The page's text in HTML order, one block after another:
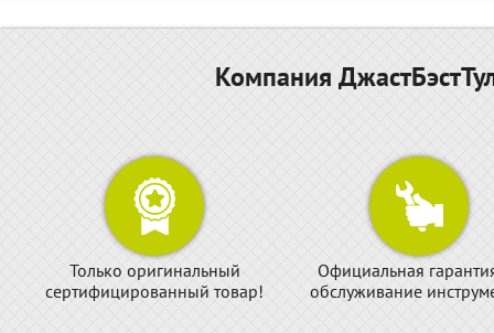
Компания
Только оригинальный
сертифицированный товар!
Официальная
обслуживание